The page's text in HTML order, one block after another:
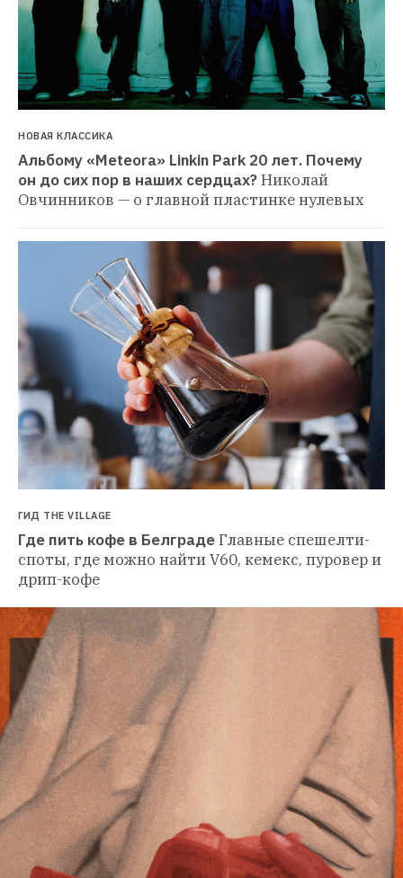
НОВАЯ КЛАССИКА
Альбому «Meteora» Linkin Park 20 лет. Почему
он до сих пор в наших сердцах?Николай
Овчинников — о главной пластинке нулевых
ГИД THE VILLAGE
Где пить кофе в БелградеГлавные спешелти-
споты, где можно найти V60, кемекс, пуровер и
дрип-кофе